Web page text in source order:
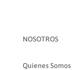
NOSOTROS
Quienes Somos